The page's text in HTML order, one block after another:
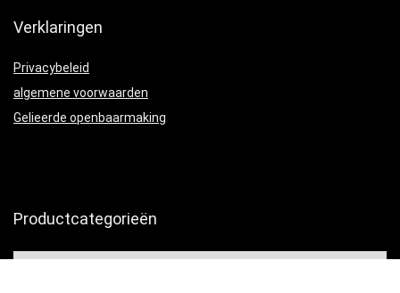
Verklaringen
Privacybeleid
algemene voorwaarden
Gelieerde openbaarmaking
Productcategorieën